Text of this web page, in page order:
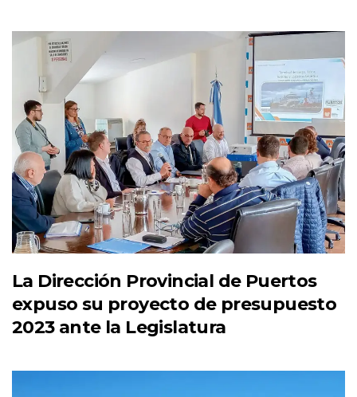
La Dirección Provincial de Puertos
expuso su proyecto de presupuesto
2023 ante la Legislatura